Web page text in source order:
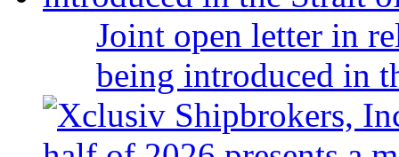
Joint open letter in
being introduced in